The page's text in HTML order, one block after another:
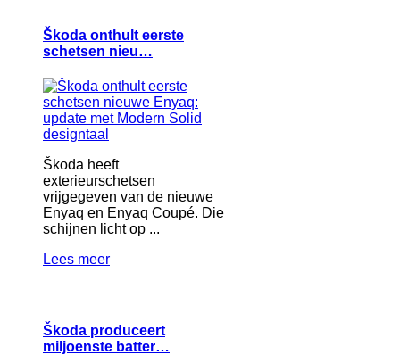
Škoda onthult eerste
schetsen nieu…
Škoda heeft
exterieurschetsen
vrijgegeven van de nieuwe
Enyaq en Enyaq Coupé. Die
schijnen licht op ...
Lees meer
Škoda produceert
miljoenste batter…